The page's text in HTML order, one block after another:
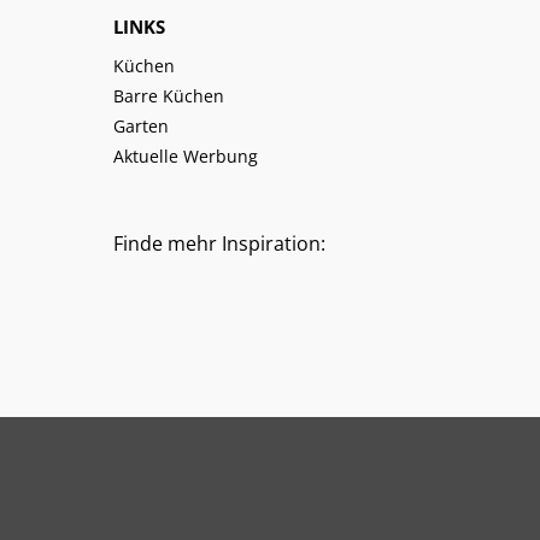
LINKS
Küchen
Barre Küchen
Garten
Aktuelle Werbung
Finde mehr Inspiration: